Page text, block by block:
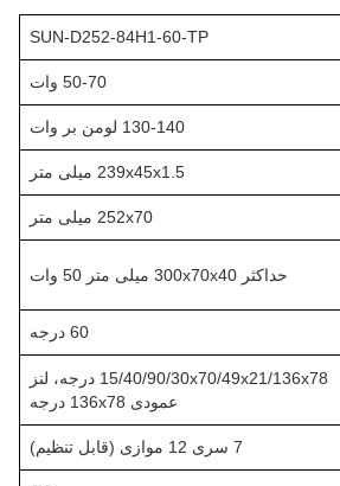
SUN-D252-84H1-60-TP
50-70 وات
130-140 لومن بر وات
239x45x1.5 میلی متر
252x70 میلی متر
حداکثر 300x70x40 میلی متر 50 وات
15/40/90/30x70/49x21/136x78 درجه، لنز
عمودی 136x78 درجه